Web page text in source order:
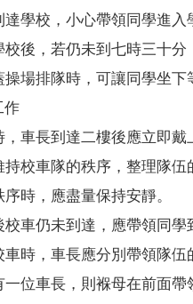
達學校，小心帶領同學進入
校後，若仍未到七時三十分
操場排隊時，可讓同學坐下
作
，車長到達二樓後應立即戴
持校車隊的秩序，整理隊伍
時，應盡量保持安靜。
校車仍未到達，應帶領同學
車時，車長應分別帶領隊伍
一位車長，則褓母在前面帶